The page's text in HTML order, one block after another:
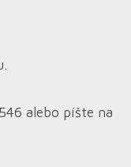
alebo píšte na